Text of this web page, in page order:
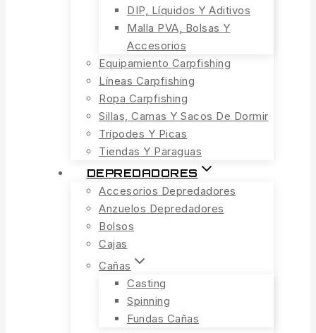
DIP, Líquidos Y Aditivos
Malla PVA, Bolsas Y
Accesorios
Equipamiento Carpfishing
Líneas Carpfishing
Ropa Carpfishing
Sillas, Camas Y Sacos De Dormir
Trípodes Y Picas
Tiendas Y Paraguas
DEPREDADORES
Accesorios Depredadores
Anzuelos Depredadores
Bolsos
Cajas
Cañas
Casting
Spinning
Fundas Cañas